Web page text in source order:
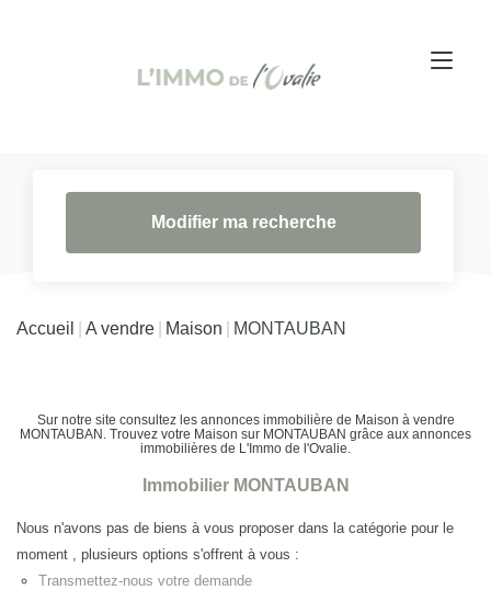
Modifier ma recherche
Accueil A vendre Maison MONTAUBAN
Sur notre site consultez les annonces immobilière de Maison à vendre
MONTAUBAN. Trouvez votre Maison sur MONTAUBAN grâce aux annonces
immobilières de L'Immo de l'Ovalie.
Immobilier MONTAUBAN
Nous n'avons pas de biens à vous proposer dans la catégorie pour le
moment , plusieurs options s'offrent à vous :
Transmettez-nous votre demande